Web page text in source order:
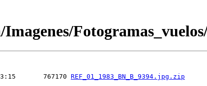
767170 REF_01_1983_BN_B_9394.jpg.zip